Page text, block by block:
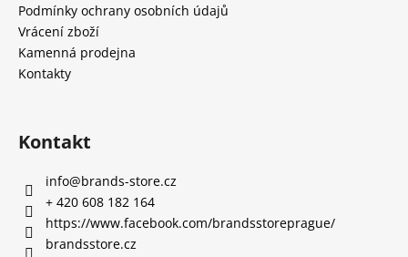
Podmínky ochrany osobních údajů
Vrácení zboží
Kamenná prodejna
Kontakty
Kontakt
info@brands-store.cz
+ 420 608 182 164
https://www.facebook.com/brandsstoreprague/
brandsstore.cz